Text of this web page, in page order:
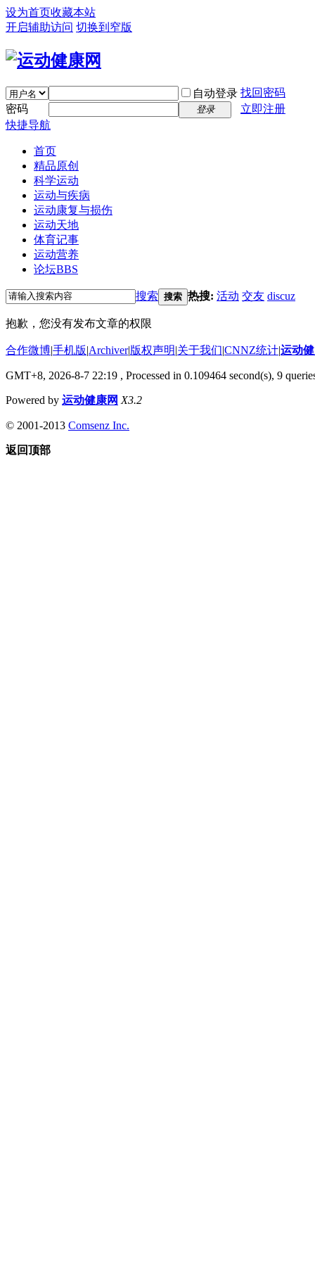
设为首页收藏本站
开启辅助访问 切换到窄版
自动登录 找回密码
密码
登录
立即注册
快捷导航
首页
精品原创
科学运动
运动与疾病
运动康复与损伤
运动天地
体育记事
运动营养
论坛BBS
搜索 搜索 热搜: 活动 交友 discuz
抱歉，您没有发布文章的权限
合作微博|手机版|Archiver|版权声明|关于我们|CNNZ统计|运动
GMT+8, 2026-8-7 22:19 , Processed in 0.109464 second(s), 9
Powered by 运动健康网 X3.2
© 2001-2013 Comsenz Inc.
返回顶部